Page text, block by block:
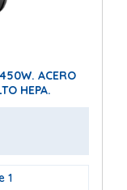
ACERO
HEPA.
1